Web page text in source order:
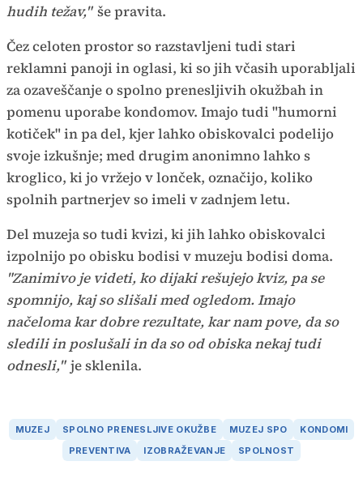
hudih težav," še pravita.
Čez celoten prostor so razstavljeni tudi stari
reklamni panoji in oglasi, ki so jih včasih uporabljali
za ozaveščanje o spolno prenesljivih okužbah in
pomenu uporabe kondomov. Imajo tudi "humorni
kotiček" in pa del, kjer lahko obiskovalci podelijo
svoje izkušnje; med drugim anonimno lahko s
kroglico, ki jo vržejo v lonček, označijo, koliko
spolnih partnerjev so imeli v zadnjem letu.
Del muzeja so tudi kvizi, ki jih lahko obiskovalci
izpolnijo po obisku bodisi v muzeju bodisi doma.
"Zanimivo je videti, ko dijaki rešujejo kviz, pa se
spomnijo, kaj so slišali med ogledom. Imajo
načeloma kar dobre rezultate, kar nam pove, da so
sledili in poslušali in da so od obiska nekaj tudi
odnesli," je sklenila.
MUZEJ SPOLNO PRENESLJIVE OKUŽBE MUZEJ SPO
KONDOMI
PREVENTIVA
IZOBRAŽEVANJE SPOLNOST